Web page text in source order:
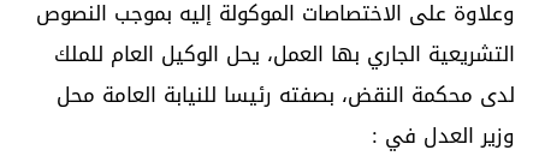
وعلاوة على الاختصاصات الموكولة إليه بموجب النصوص
التشريعية الجاري بها العمل، يحل الوكيل العام للملك
لدى محكمة النقض، بصفته رئيسا للنيابة العامة محل
وزير العدل في :